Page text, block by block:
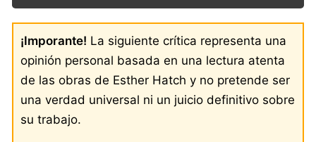
¡Imporante! La siguiente crítica representa una
opinión personal basada en una lectura atenta
de las obras de Esther Hatch y no pretende ser
una verdad universal ni un juicio definitivo sobre
su trabajo.